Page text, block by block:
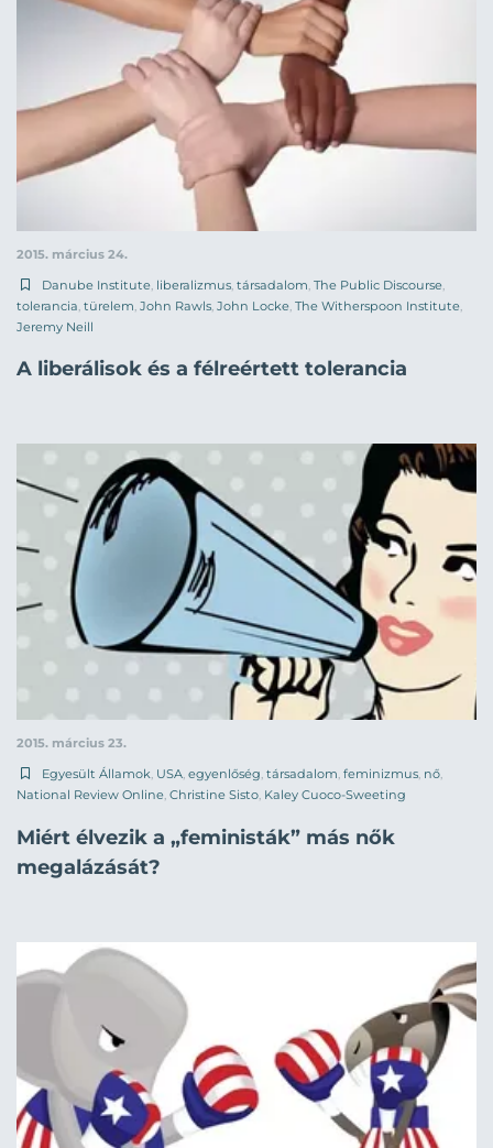
2015. március 24.
Danube Institute, liberalizmus, társadalom, The Public Discourse,
tolerancia, türelem, John Rawls, John Locke, The Witherspoon Institute,
Jeremy Neill
A liberálisok és a félreértett tolerancia
2015. március 23.
Egyesült Államok, USA, egyenlőség, társadalom, feminizmus, nő,
National Review Online, Christine Sisto, Kaley Cuoco-Sweeting
Miért élvezik a „feministák” más nők
megalázását?